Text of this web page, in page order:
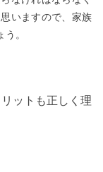
いますので、家族
。
ットも正しく理